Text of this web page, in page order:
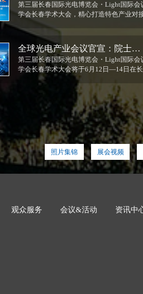
全攻略，政策、技术、人才、金
融资本一站配齐
第三届长春国际光电博览会・Light国际会
学会长春学术大会，精心打造特色产业对
策战略、技术应用、资源三大...
全球光电产业会议官宣：院士领
衔20个国家专家学者齐聚长春
第三届长春国际光电博览会・Light国际会
学会长春学术大会将于6月12日—14日在
博览中心启幕。大会以“...
照片集锦 展会视频
观众服务 会议&活动 资讯中